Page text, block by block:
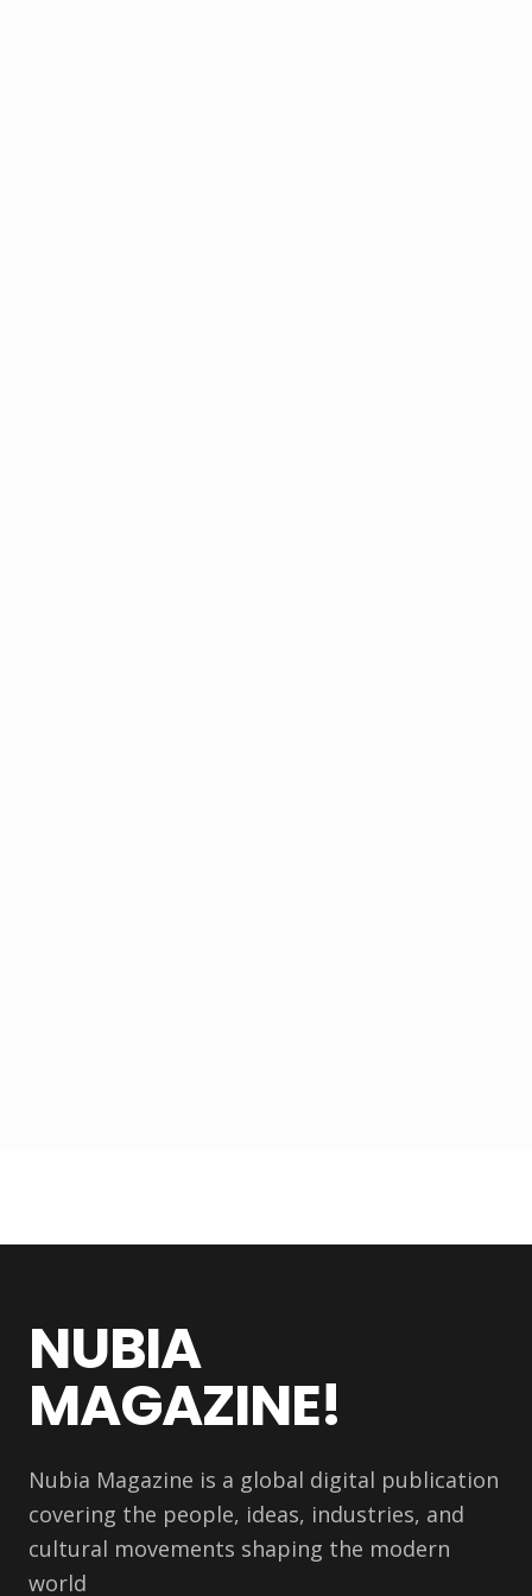
NUBIA
MAGAZINE!
Nubia Magazine is a global digital publication
covering the people, ideas, industries, and
cultural movements shaping the modern
world